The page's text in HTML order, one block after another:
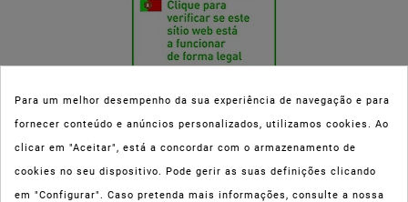
Esta parafarmácia (Farmaoli) encontra-se autorizada pelo INFARMED
(registo nº 00078/2020) para a dispensa de Medicamentos Não
Sujeitos a Receita Médica (MNSRM) e produtos de saúde e bem-estar
Para um melhor desempenho da sua experiência de navegação e para
fornecer conteúdo e anúncios personalizados, utilizamos cookies. Ao
clicar em "Aceitar", está a concordar com o armazenamento de
cookies no seu dispositivo. Pode gerir as suas definições clicando
em "Configurar". Caso pretenda mais informações, consulte a nossa